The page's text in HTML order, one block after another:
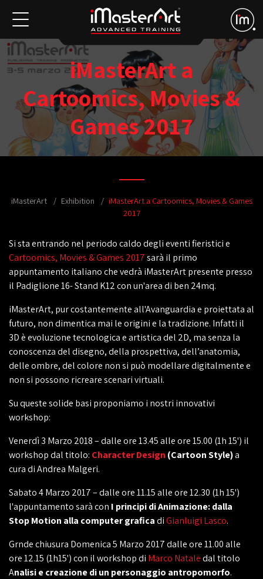
iMasterArt a
Cartoomics, Movies &
Games 2017
iMasterArt Exhibition
iMasterArt a Cartoomics, Movies & Games
2017
Si sta entrando nel periodo caldo degli eventi fieristici e
Cartoomics, Movies & Games 2017sarà il primo
appuntamento italiano che vedrà iMasterArt presente presso
il Padiglione 16- Stand K12 con un'area di ben 24mq.
iMasterArt, pur costantemente all'Avanguardia e proiettata al
futuro, non dimentica mai le origini e la tradizione. Infatti il
3D è evoluzione tecnologica e artistica del 2D, ma senza la
conoscenza del disegno, della prospettiva, dell’anatomia,
delle ombre, del colore non si può modellare digitalmente e
non si possono ricreare scenari virtuali.
Su queste solide basi proponiamo i nostri innovativi
workshop:
Venerdì 3 Marzo 2018 – dalle ore 13.45 alle ore 15.00 (1h 15') il
workshop dal titolo: Character Design (Cartoon Style)a
cura di Andrea Malgeri.
Sabato 4 Marzo 2017 – dalle ore 11.15 alle ore 12.30 (1h 15')
l'appuntamento sarà con I principi di Animazione: dalla
Stop Motion alla computer graficadiGianluigi Lasco.
Grnde chiusura Domenica 5 Marzo 2017 dalle ore 11.00 alle
ore 12.15 (1h15') con il workshop di Marco Nataledal titolo
Analisi e creazione di un personaggio antropomorfo.